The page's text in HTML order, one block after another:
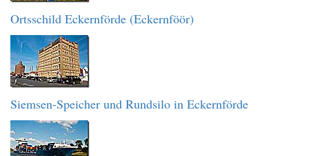
Ortsschild Eckernförde (Eckernföör)
Siemsen-Speicher und Rundsilo in Eckernförde